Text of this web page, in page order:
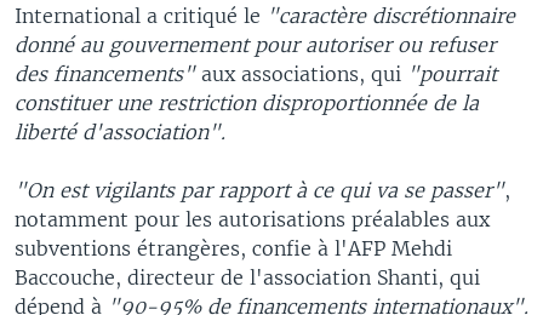
International a critiqué le "caractère discrétionnaire
donné au gouvernement pour autoriser ou refuser
des financements" aux associations, qui "pourrait
constituer une restriction disproportionnée de la
liberté d'association".
"On est vigilants par rapport à ce qui va se passer",
notamment pour les autorisations préalables aux
subventions étrangères, confie à l'AFP Mehdi
Baccouche, directeur de l'association Shanti, qui
dépend à "90-95% de financements internationaux".